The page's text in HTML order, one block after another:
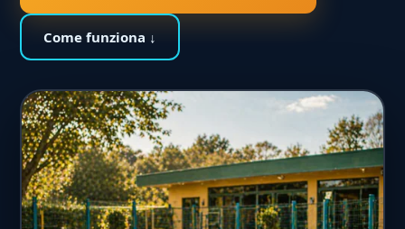
Come funziona ↓